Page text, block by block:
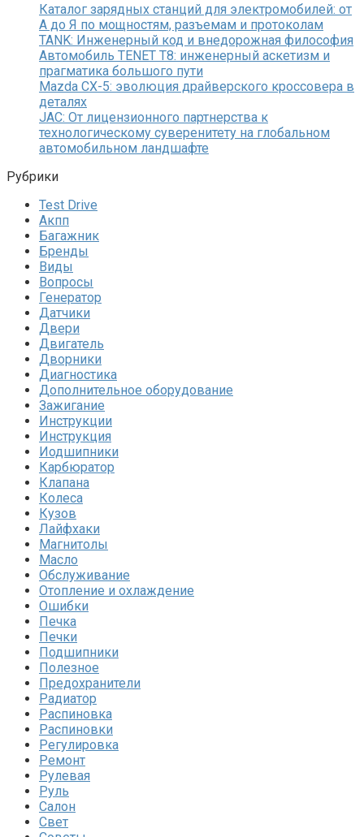
Каталог зарядных станций для электромобилей: от
А до Я по мощностям, разъемам и протоколам
TANK: Инженерный код и внедорожная философия
Автомобиль TENET T8: инженерный аскетизм и
прагматика большого пути
Mazda CX-5: эволюция драйверского кроссовера в
деталях
JAC: От лицензионного партнерства к
технологическому суверенитету на глобальном
автомобильном ландшафте
Рубрики
Test Drive
Акпп
Багажник
Бренды
Виды
Вопросы
Генератор
Датчики
Двери
Двигатель
Дворники
Диагностика
Дополнительное оборудование
Зажигание
Инструкции
Инструкция
Иодшипники
Карбюратор
Клапана
Колеса
Кузов
Лайфхаки
Магнитолы
Масло
Обслуживание
Отопление и охлаждение
Ошибки
Печка
Печки
Подшипники
Полезное
Предохранители
Радиатор
Распиновка
Распиновки
Регулировка
Ремонт
Рулевая
Руль
Салон
Свет